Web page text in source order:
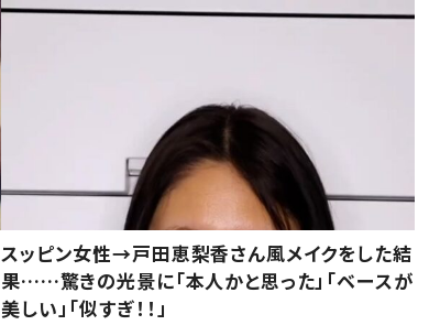
スッピン女性→戸田恵梨香さん風メイクをした結
果……驚きの光景に「本人かと思った」「ベースが
美しい」「似すぎ！！」